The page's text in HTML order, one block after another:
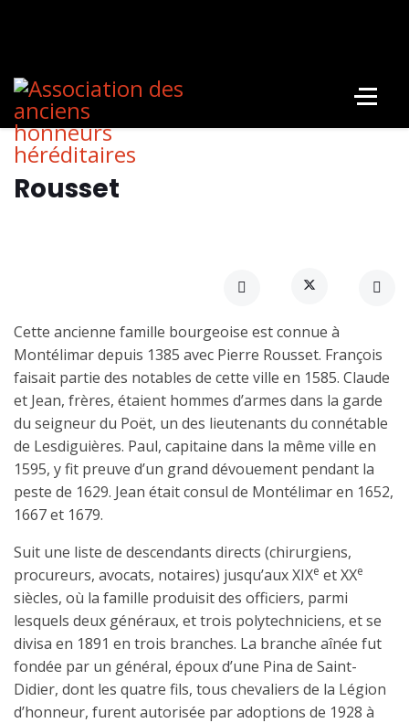
Rousset
Cette ancienne famille bourgeoise est connue à
Montélimar depuis 1385 avec Pierre Rousset. François
faisait partie des notables de cette ville en 1585. Claude
et Jean, frères, étaient hommes d’armes dans la garde
du seigneur du Poët, un des lieutenants du connétable
de Lesdiguières. Paul, capitaine dans la même ville en
1595, y fit preuve d’un grand dévouement pendant la
peste de 1629. Jean était consul de Montélimar en 1652,
1667 et 1679.
Suit une liste de descendants directs (chirurgiens,
procureurs, avocats, notaires) jusqu’aux XIXe et XXe
siècles, où la famille produisit des officiers, parmi
lesquels deux généraux, et trois polytechniciens, et se
divisa en 1891 en trois branches. La branche aînée fut
fondée par un général, époux d’une Pina de Saint-
Didier, dont les quatre fils, tous chevaliers de la Légion
d’honneur, furent autorisée par adoptions de 1928 à